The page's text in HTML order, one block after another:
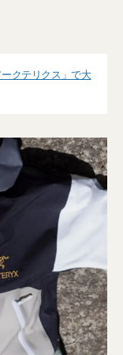
クテリクス」で大